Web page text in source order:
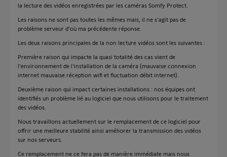
la lecture des vidéos enregistrées par les caméras Somfy Protect.
Les raisons ne sont pas toutes les mêmes mais, il ne s'agit pas de
problème serveur d’où ma précédente réponse.
Les deux raisons principales de la non lecture vidéos sont les suivantes :
Première raison qui impacte la quasi totalité des cas vient de
l'environnement de l'installation de la caméra (mauvaise connexion
internet mauvaise réception wifi et fluctuation débit internet).
Deuxième raison qui impact certaines installations : nos équipes ont
identifiés un problème lié au logiciel que nous utilisons pour le traitement
des vidéos.
Nous travaillons actuellement sur le remplacement de ce logiciel pour
offrir une meilleure stabilité ainsi améliorer la transmission des vidéos
sur nos serveurs.
Ce remplacement ne ce fera pas de manière immédiate mais nous